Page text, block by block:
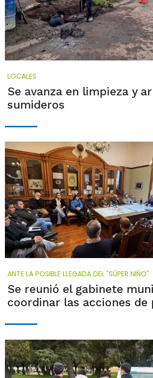
LOCALES
Se avanza en limpieza y
sumideros
ANTE LA POSIBLE LLEGADA DEL "SÚPER NIÑO"
Se reunió el gabinete
coordinar las acciones de